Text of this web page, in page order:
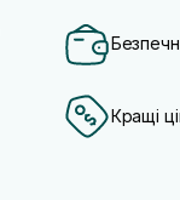
Кращі